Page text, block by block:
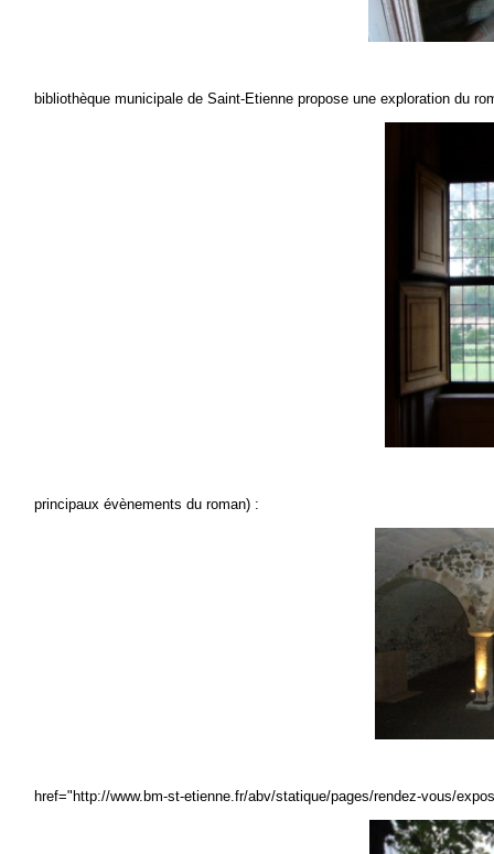
bibliothèque municipale de Saint-Etienne propose une exploration du
principaux évènements du roman) :
href="http://www.bm-st-etienne.fr/abv/statique/pages/rendez-vous/